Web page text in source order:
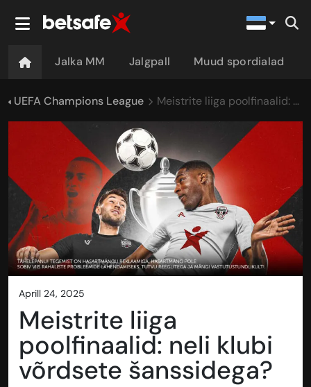
Jalka MM Jalgpall Muud spordialad
UEFA Champions League Meistrite liiga poolfinaalid: neli klubi võrdsete šanssidega?
aprill 24, 2025
Meistrite liiga
poolfinaalid: neli klubi
võrdsete šanssidega?